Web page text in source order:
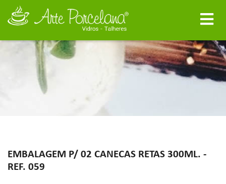
EMBALAGEM P/ 02 CANECAS RETAS 300ML. -
REF. 059